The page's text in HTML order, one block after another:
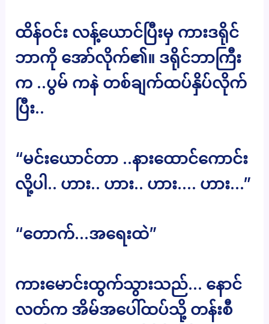
ထိန်ဝင်း လန့်ယောင်ပြီးမှ ကားဒရိုင်
ဘာကို အော်လိုက်၏။ ဒရိုင်ဘာကြီး
က ..ပွမ် ကနဲ တစ်ချက်ထပ်နှိပ်လိုက်
ပြီး..
“မင်းယောင်တာ ..နားထောင်ကောင်း
လို့ပါ.. ဟား.. ဟား.. ဟား…. ဟား…”
“တောက်…အရေးထဲ”
ကားမောင်းထွက်သွားသည်… နောင်
လတ်က အိမ်အပေါ်ထပ်သို့ တန်းစီ